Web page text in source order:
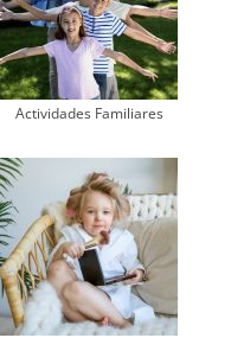
Actividades Familiares